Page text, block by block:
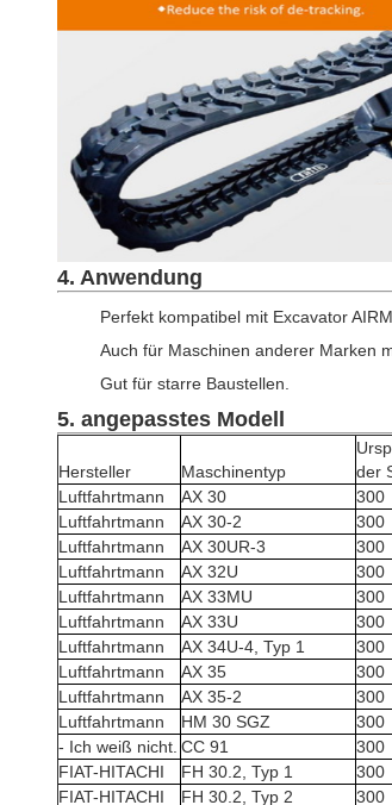
4. Anwendung
Perfekt kompatibel mit Excavator
Auch für Maschinen anderer Marken
Gut für starre Baustellen.
5. angepasstes Modell
Hersteller Maschinentyp
der
Luftfahrtmann
AX 30 300
Luftfahrtmann
AX 30-2 300
Luftfahrtmann
AX 30UR-3 300
Luftfahrtmann
AX 32U 300
Luftfahrtmann
AX 33MU 300
Luftfahrtmann
AX 33U 300
Luftfahrtmann
AX 34U-4, Typ 1 300
Luftfahrtmann
AX 35 300
Luftfahrtmann
AX 35-2 300
Luftfahrtmann
HM 30 SGZ 300
- Ich weiß nicht. CC 91 300
FIAT-HITACHI
FH 30.2, Typ 1 300
FIAT-HITACHI
FH 30.2, Typ 2 300